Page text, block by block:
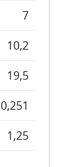
7
10,2
19,5
0,251
1,25